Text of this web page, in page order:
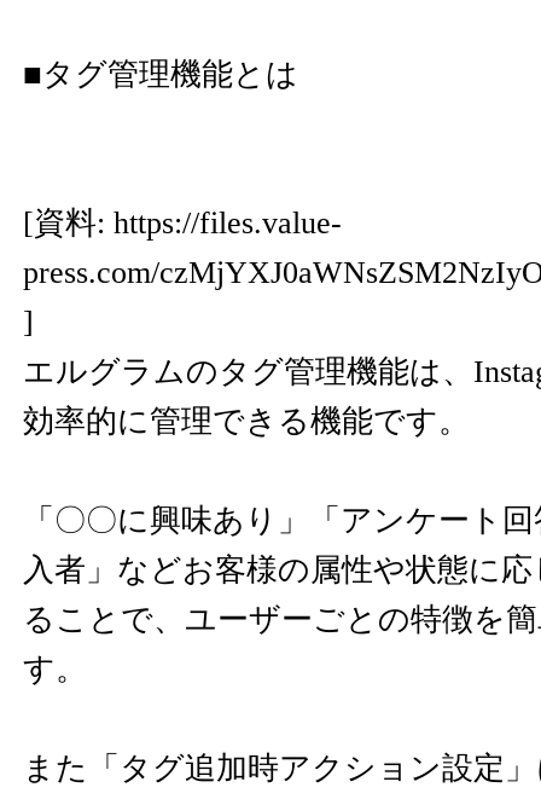
■タグ管理機能とは
[資料: https://files.value-
press.com/
]
エルグラムのタグ管理機能は、
効率的に管理できる機能です。
「〇〇に興味あり」「アンケート
入者」などお客様の属性や状態に
ることで、ユーザーごとの特徴を
す。
また「タグ追加時アクション設定